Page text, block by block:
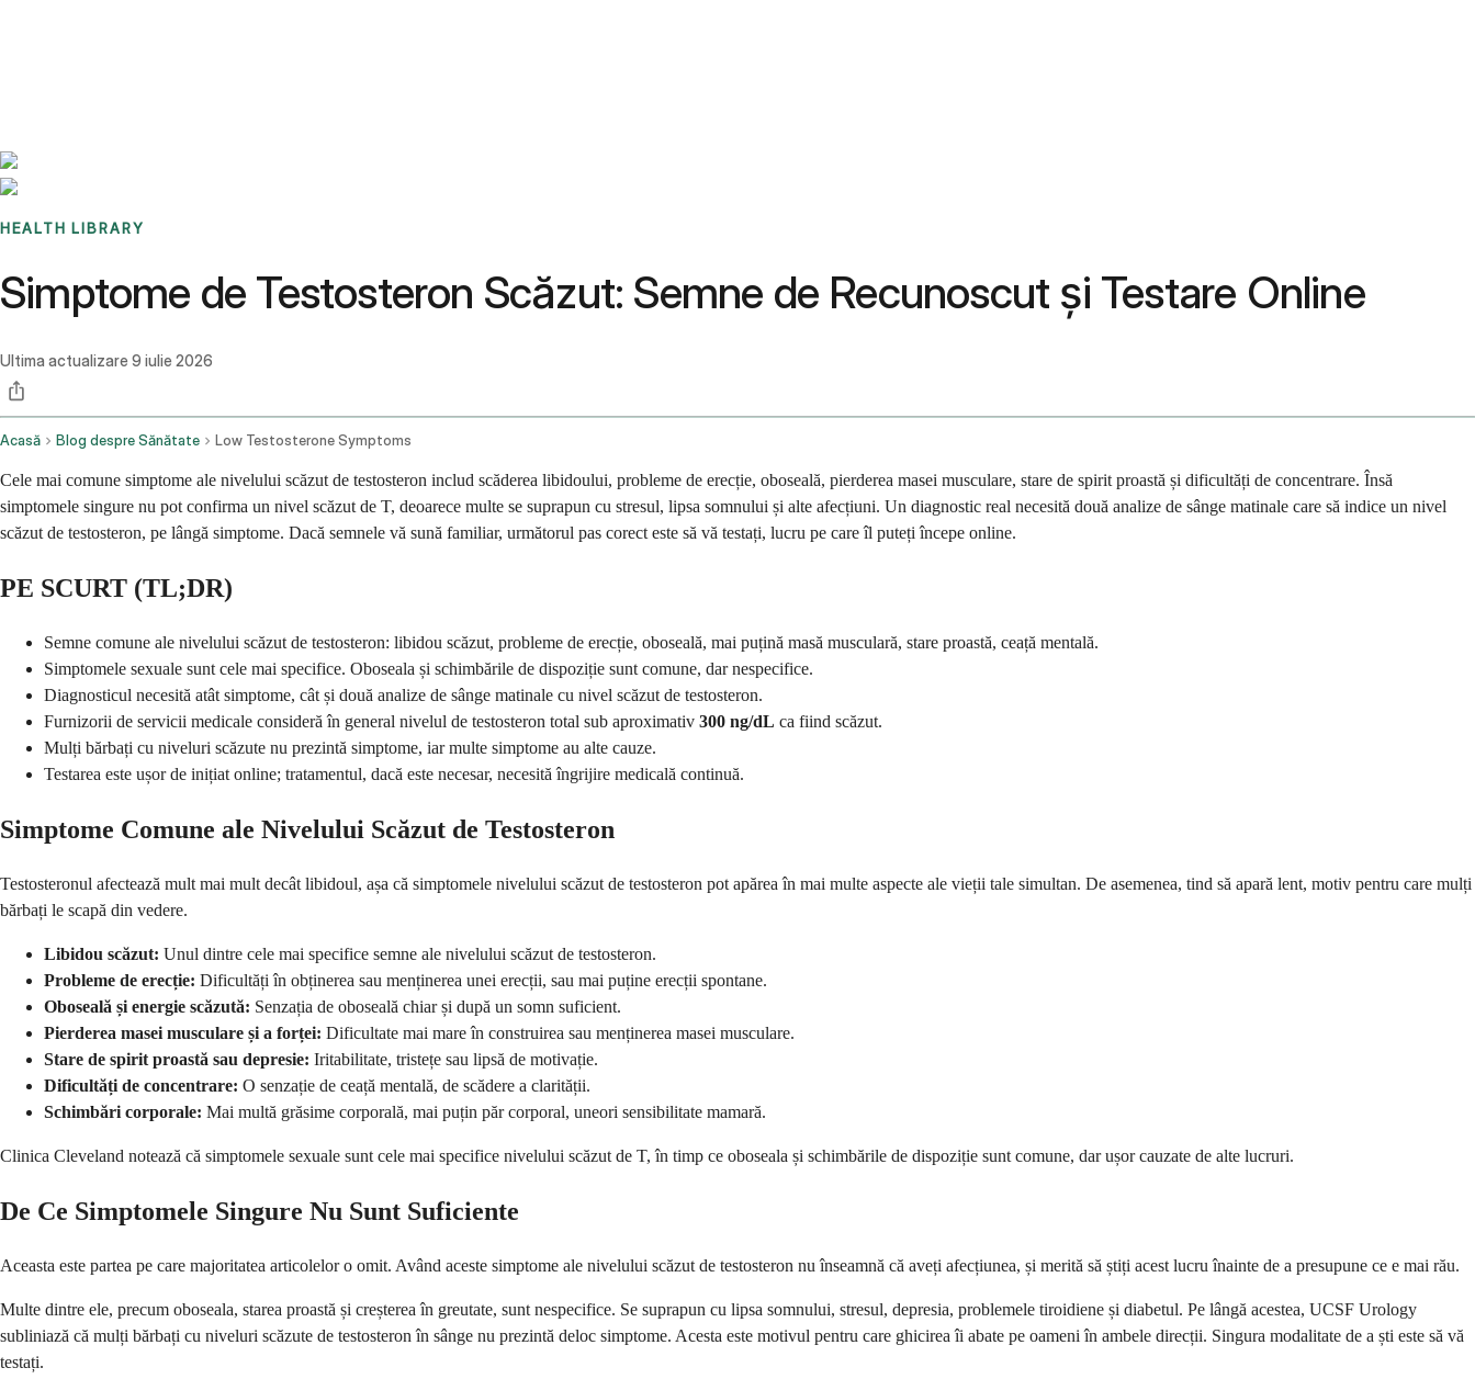
HEALTH LIBRARY
Simptome de Testosteron Scăzut: Semne de Recunoscut și Testare Online
Ultima actualizare 9 iulie 2026
Acasă Blog despre Sănătate Low Testosterone Symptoms
Cele mai comune simptome ale nivelului scăzut de testosteron includ scăderea libidoului, probleme de erecție, oboseală, pierderea masei musculare, stare de spirit proastă și dificultăți de concentrare. Însă
simptomele singure nu pot confirma un nivel scăzut de T, deoarece multe se suprapun cu stresul, lipsa somnului și alte afecțiuni. Un diagnostic real necesită două analize de sânge matinale care să indice un nivel
scăzut de testosteron, pe lângă simptome. Dacă semnele vă sună familiar, următorul pas corect este să vă testați, lucru pe care îl puteți începe online.
PE SCURT (TL;DR)
Semne comune ale nivelului scăzut de testosteron: libidou scăzut, probleme de erecție, oboseală, mai puțină masă musculară, stare proastă, ceață mentală.
Simptomele sexuale sunt cele mai specifice. Oboseala și schimbările de dispoziție sunt comune, dar nespecifice.
Diagnosticul necesită atât simptome, cât și două analize de sânge matinale cu nivel scăzut de testosteron.
Furnizorii de servicii medicale consideră în general nivelul de testosteron total sub aproximativ 300 ng/dL ca fiind scăzut.
Mulți bărbați cu niveluri scăzute nu prezintă simptome, iar multe simptome au alte cauze.
Testarea este ușor de inițiat online; tratamentul, dacă este necesar, necesită îngrijire medicală continuă.
Simptome Comune ale Nivelului Scăzut de Testosteron
Testosteronul afectează mult mai mult decât libidoul, așa că simptomele nivelului scăzut de testosteron pot apărea în mai multe aspecte ale vieții tale simultan. De asemenea, tind să apară lent, motiv pentru care mulți
bărbați le scapă din vedere.
Libidou scăzut: Unul dintre cele mai specifice semne ale nivelului scăzut de testosteron.
Probleme de erecție: Dificultăți în obținerea sau menținerea unei erecții, sau mai puține erecții spontane.
Oboseală și energie scăzută: Senzația de oboseală chiar și după un somn suficient.
Pierderea masei musculare și a forței: Dificultate mai mare în construirea sau menținerea masei musculare.
Stare de spirit proastă sau depresie: Iritabilitate, tristețe sau lipsă de motivație.
Dificultăți de concentrare: O senzație de ceață mentală, de scădere a clarității.
Schimbări corporale: Mai multă grăsime corporală, mai puțin păr corporal, uneori sensibilitate mamară.
Clinica Cleveland notează că simptomele sexuale sunt cele mai specifice nivelului scăzut de T, în timp ce oboseala și schimbările de dispoziție sunt comune, dar ușor cauzate de alte lucruri.
De Ce Simptomele Singure Nu Sunt Suficiente
Aceasta este partea pe care majoritatea articolelor o omit. Având aceste simptome ale nivelului scăzut de testosteron nu înseamnă că aveți afecțiunea, și merită să știți acest lucru înainte de a presupune ce e mai rău.
Multe dintre ele, precum oboseala, starea proastă și creșterea în greutate, sunt nespecifice. Se suprapun cu lipsa somnului, stresul, depresia, problemele tiroidiene și diabetul. Pe lângă acestea, UCSF Urology
subliniază că mulți bărbați cu niveluri scăzute de testosteron în sânge nu prezintă deloc simptome. Acesta este motivul pentru care ghicirea îi abate pe oameni în ambele direcții. Singura modalitate de a ști este să vă
testați.